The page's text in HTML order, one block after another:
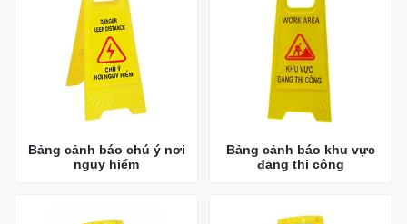
Bảng cảnh báo chú ý nơi
nguy hiểm
Bảng cảnh báo khu vực
đang thi công